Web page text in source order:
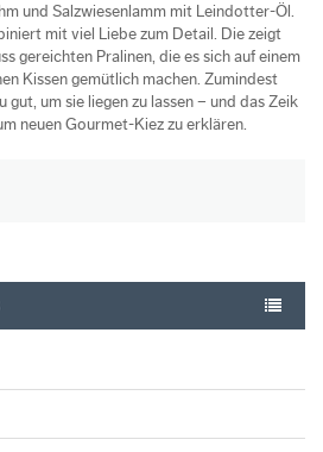
und Salzwiesenlamm mit Leindotter-Öl.
mit viel Liebe zum Detail. Die zeigt
gereichten Pralinen, die es sich auf einem
Kissen gemütlich machen. Zumindest
gut, um sie liegen zu lassen – und das Zeik
neuen Gourmet-Kiez zu erklären.